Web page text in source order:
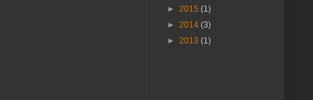
► 2015 (1)
► 2014 (3)
► 2013 (1)